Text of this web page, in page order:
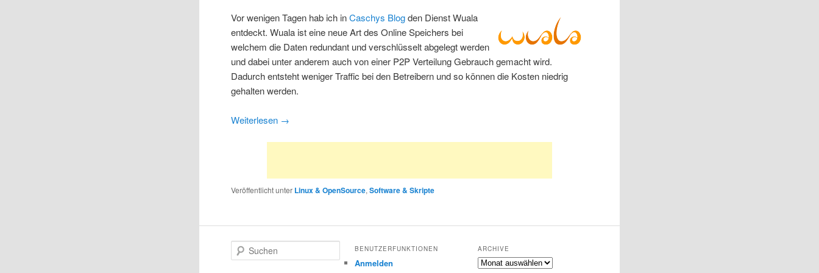
Vor wenigen Tagen hab ich inCaschys Blogden Dienst Wuala
entdeckt. Wuala ist eine neue Art des Online Speichers bei
welchem die Daten redundant und verschlüsselt abgelegt werden
und dabei unter anderem auch von einer P2P Verteilung Gebrauch gemacht wird.
Dadurch entsteht weniger Traffic bei den Betreibern und so können die Kosten niedrig
gehalten werden.
Weiterlesen →
Veröffentlicht unter Linux & OpenSource,Software & Skripte
u
BENUTZERFUNKTIONEN
Anmelden
ARCHIVE
Archive